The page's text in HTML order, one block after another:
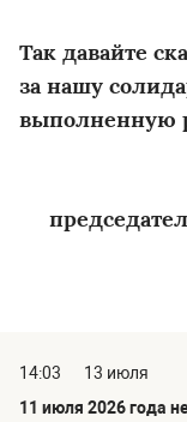
Так давайте
за нашу
выполненную
14:03
13 июля
11 июля 2026 года